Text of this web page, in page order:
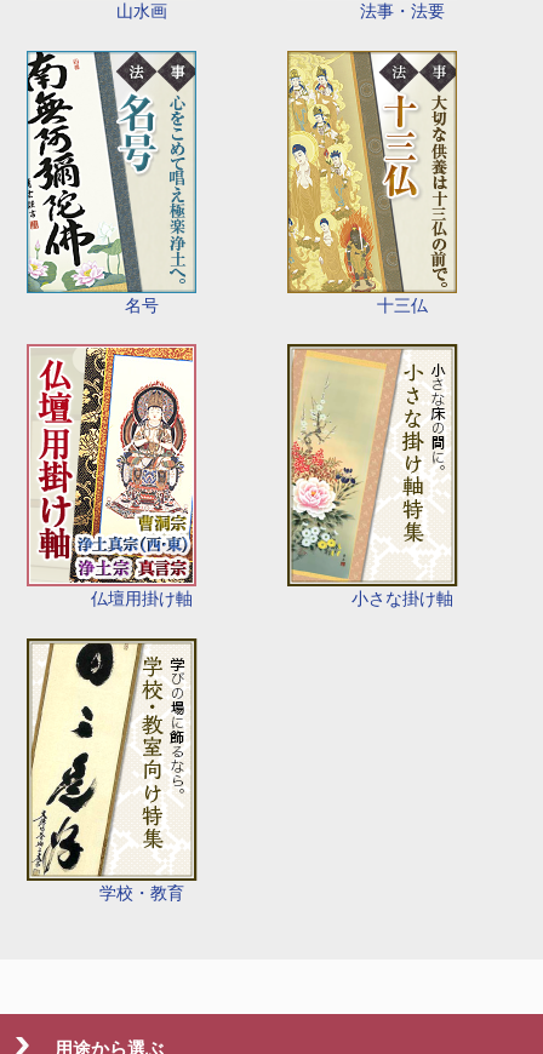
山水画 法事・法要
名号 十三仏
仏壇用掛け軸 小さな掛け軸
学校・教育
用途から選ぶ